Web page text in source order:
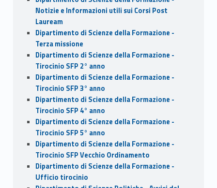
Notizie e Informazioni utili sui Corsi Post
Lauream
Dipartimento di Scienze della Formazione -
Terza missione
Dipartimento di Scienze della Formazione -
Tirocinio SFP 2° anno
Dipartimento di Scienze della Formazione -
Tirocinio SFP 3° anno
Dipartimento di Scienze della Formazione -
Tirocinio SFP 4° anno
Dipartimento di Scienze della Formazione -
Tirocinio SFP 5° anno
Dipartimento di Scienze della Formazione -
Tirocinio SFP Vecchio Ordinamento
Dipartimento di Scienze della Formazione -
Ufficio tirocinio